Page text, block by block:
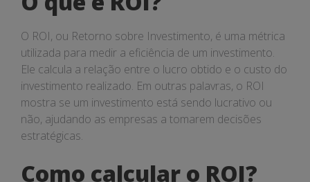
O ROI, ou Retorno sobre Investimento, é uma métrica
utilizada para medir a eficiência de um investimento.
Ele calcula a relação entre o lucro obtido e o custo do
investimento realizado. Em outras palavras, o ROI
mostra se um investimento está sendo lucrativo ou
não, ajudando as empresas a tomarem decisões
estratégicas.
Como calcular o ROI?